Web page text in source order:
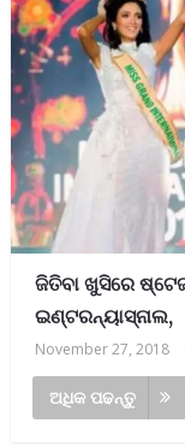
ଜିତିବା ଖୁସିରେ
ଇଣ୍ଟରନ୍ୟାସ୍‌ନାଲ,
November 27, 2018
ଅଧିକ ପଢନ୍ତୁ